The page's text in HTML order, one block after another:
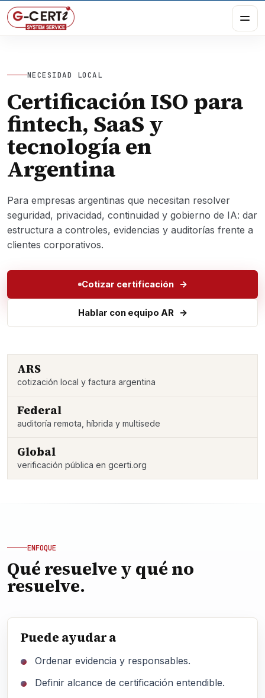
NECESIDAD LOCAL
Certificación ISO para
fintech, SaaS y
tecnología en
Argentina
Para empresas argentinas que necesitan resolver
seguridad, privacidad, continuidad y gobierno de IA: dar
estructura a controles, evidencias y auditorías frente a
clientes corporativos.
Cotizar certificación
Hablar con equipo AR
ARS
cotización local y factura argentina
Federal
auditoría remota, híbrida y multisede
Global
verificación pública en gcerti.org
ENFOQUE
Qué resuelve y qué no
resuelve.
Puede ayudar a
Ordenar evidencia y responsables.
Definir alcance de certificación entendible.